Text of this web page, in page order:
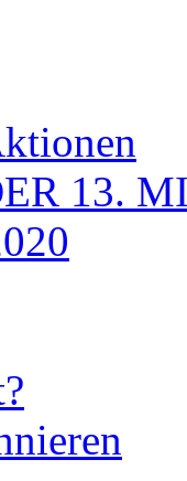
13.